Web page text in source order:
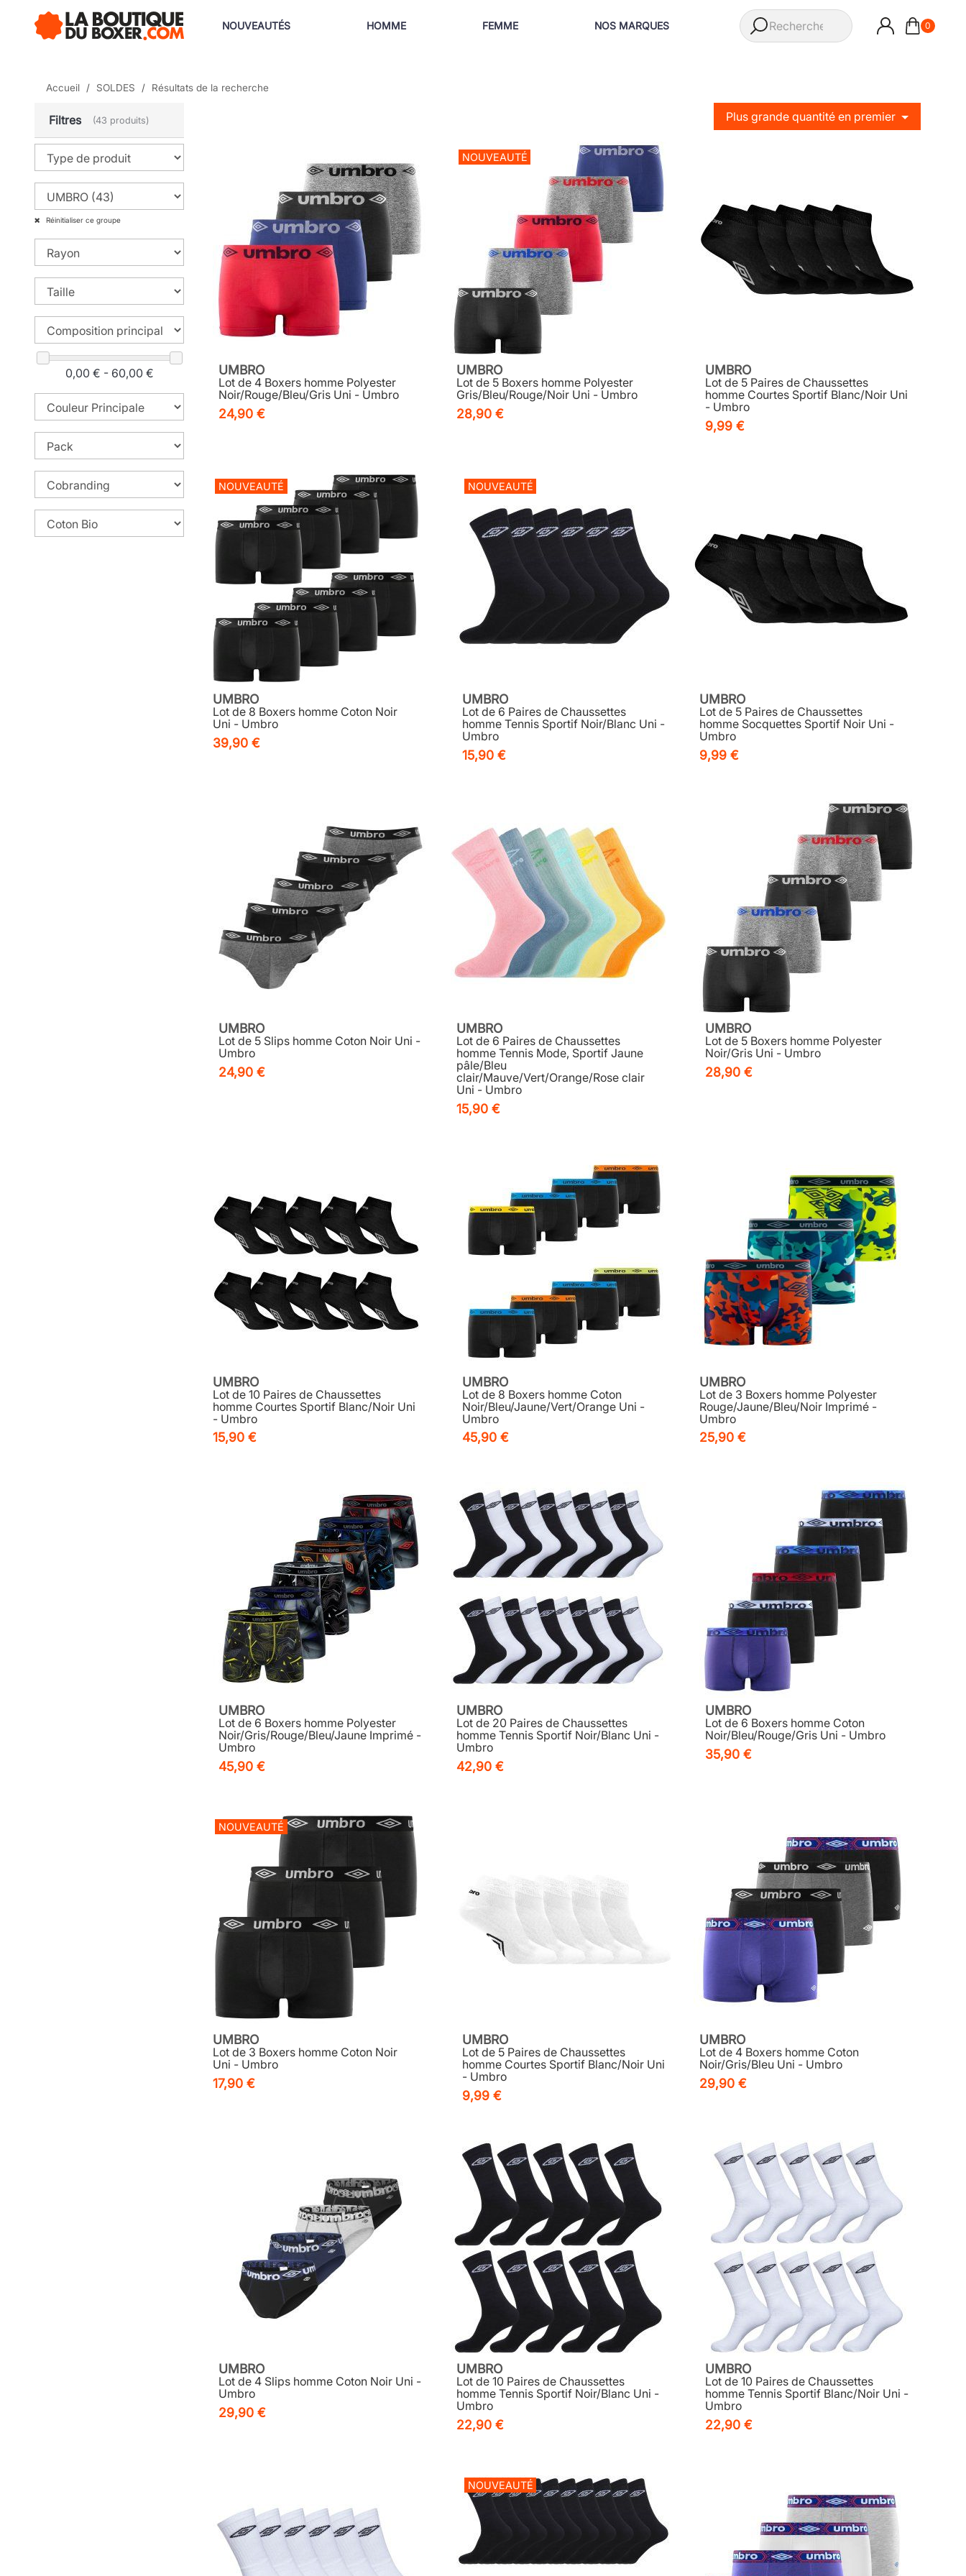
NOUVEAUTÉS HOMME FEMME NOS MARQUES 0
Accueil SOLDES Résultats de la recherche
Filtres (43 produits)
Réinitialiser ce groupe
0,00 € - 60,00 €
Plus grande quantité en premier
UMBRO
Lot de 4 Boxers homme Polyester
Noir/Rouge/Bleu/Gris Uni - Umbro
24,90 €
NOUVEAUTÉ
UMBRO
Lot de 5 Boxers homme Polyester
Gris/Bleu/Rouge/Noir Uni - Umbro
28,90 €
UMBRO
Lot de 5 Paires de Chaussettes
homme Courtes Sportif Blanc/Noir Uni
- Umbro
9,99 €
NOUVEAUTÉ
UMBRO
Lot de 8 Boxers homme Coton Noir
Uni - Umbro
39,90 €
NOUVEAUTÉ
UMBRO
Lot de 6 Paires de Chaussettes
homme Tennis Sportif Noir/Blanc Uni -
Umbro
15,90 €
UMBRO
Lot de 5 Paires de Chaussettes
homme Socquettes Sportif Noir Uni -
Umbro
9,99 €
UMBRO
Lot de 5 Slips homme Coton Noir Uni -
Umbro
24,90 €
UMBRO
Lot de 6 Paires de Chaussettes
homme Tennis Mode, Sportif Jaune
pâle/Bleu
clair/Mauve/Vert/Orange/Rose clair
Uni - Umbro
15,90 €
UMBRO
Lot de 5 Boxers homme Polyester
Noir/Gris Uni - Umbro
28,90 €
UMBRO
Lot de 10 Paires de Chaussettes
homme Courtes Sportif Blanc/Noir Uni
- Umbro
15,90 €
UMBRO
Lot de 8 Boxers homme Coton
Noir/Bleu/Jaune/Vert/Orange Uni -
Umbro
45,90 €
UMBRO
Lot de 3 Boxers homme Polyester
Rouge/Jaune/Bleu/Noir Imprimé -
Umbro
25,90 €
UMBRO
Lot de 6 Boxers homme Polyester
Noir/Gris/Rouge/Bleu/Jaune Imprimé -
Umbro
45,90 €
UMBRO
Lot de 20 Paires de Chaussettes
homme Tennis Sportif Noir/Blanc Uni -
Umbro
42,90 €
UMBRO
Lot de 6 Boxers homme Coton
Noir/Bleu/Rouge/Gris Uni - Umbro
35,90 €
NOUVEAUTÉ
UMBRO
Lot de 3 Boxers homme Coton Noir
Uni - Umbro
17,90 €
UMBRO
Lot de 5 Paires de Chaussettes
homme Courtes Sportif Blanc/Noir Uni
- Umbro
9,99 €
UMBRO
Lot de 4 Boxers homme Coton
Noir/Gris/Bleu Uni - Umbro
29,90 €
UMBRO
Lot de 4 Slips homme Coton Noir Uni -
Umbro
29,90 €
UMBRO
Lot de 10 Paires de Chaussettes
homme Tennis Sportif Noir/Blanc Uni -
Umbro
22,90 €
UMBRO
Lot de 10 Paires de Chaussettes
homme Tennis Sportif Blanc/Noir Uni -
Umbro
22,90 €
NOUVEAUTÉ